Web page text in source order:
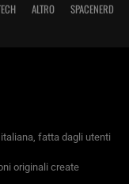
ALTRO SPACENERD
fatta dagli utenti
originali create